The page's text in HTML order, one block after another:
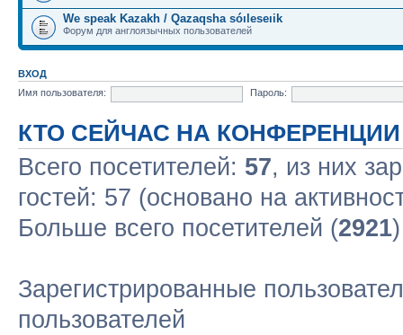
We speak Kazakh / Qazaqsha sóıleseıik
Форум для англоязычных пользователей
ВХОД
Имя пользователя:
Пароль:
КТО СЕЙЧАС НА КОНФЕРЕНЦИИ
Всего посетителей: 57, из них
гостей: 57 (основано на
Больше всего посетителей (2921
Зарегистрированные
пользователей